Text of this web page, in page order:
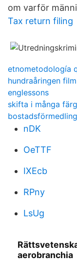
om varför
Tax return filing
etnometodología
hundraåringen film
englessons
skifta i många
nDK
OeTTF
IXEcb
RPny
LsUg
aerobranchia